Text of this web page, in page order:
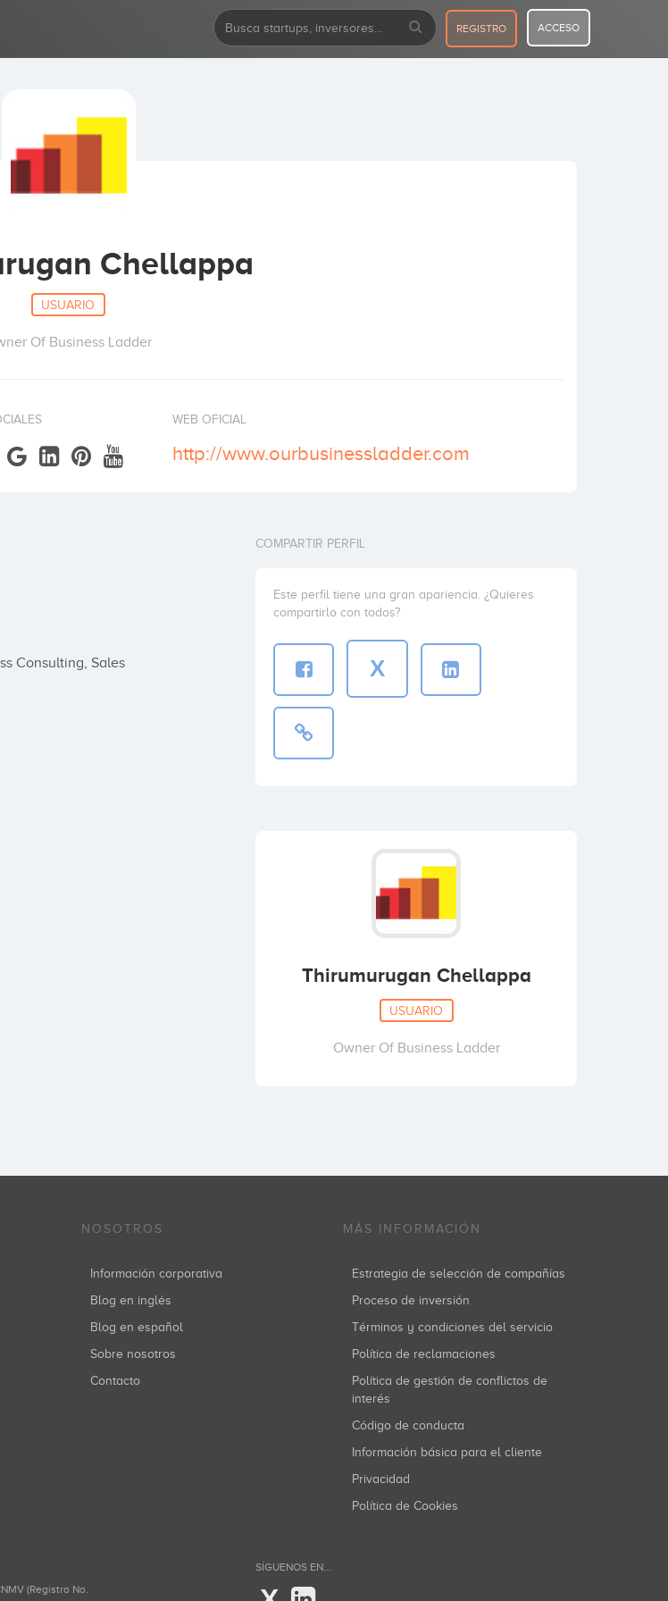
REGISTRO ACCESO
Chellappa
USUARIO
Of Business Ladder
WEB OFICIAL
http://www.ourbusinessladder.com
Consulting, Sales
COMPARTIR PERFIL
Este perfil tiene una gran apariencia. ¿Quieres
compartirlo con todos?
X
Thirumurugan Chellappa
USUARIO
Owner Of Business Ladder
NOSOTROS
Información corporativa
Blog en inglés
Blog en español
Sobre nosotros
Contacto
MÁS INFORMACIÓN
Estrategia de selección de compañías
Proceso de inversión
Términos y condiciones del servicio
Política de reclamaciones
Política de gestión de conflictos de
interés
Código de conducta
Información básica para el cliente
Privacidad
Política de Cookies
(Registro No.
SÍGUENOS EN...